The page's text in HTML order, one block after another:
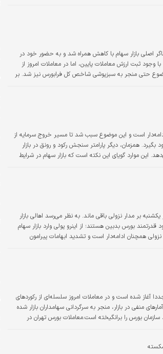
اصلی بازار سهام با کاهش همراه شد و به حضور خود در
داد. با وجود ثبت ارزش معاملات پایین، اما در معاملات امروز از
حتی منجر به سبزپوشی شاخص کل فرابورس نیز شد. بر
است و این موضوع سبب شد تا مسیر خروج سرمایه از
همزمان، دیگر پارامتر سنجش رکود و رونق در بازار
این موارد گویای این نکته است که بازار سهام در شرایط
بر مدار نزولی باقی ماند. به نظر می‌رسد اهالی بازار
بورس بدبین هستند؛ از اینرو پولی وارد بازار سهام
همچنان ادامه‌­دار است و تشدید ابهامات پیرامون
آغاز شده است و در معاملات امروز سلسله‌­ای از رکوردهای
منفی در بازار، منجر به سرگردانی سهامداران بازار شده
بورس را برانگیخته است.معاملات بورس تهران در
شکسته